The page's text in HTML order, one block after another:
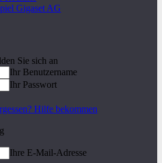
Gigaset AG
Sie sich an
Ihr Benutzername
Ihr Passwort
Hilfe bekommen
Ihre E-Mail-Adresse